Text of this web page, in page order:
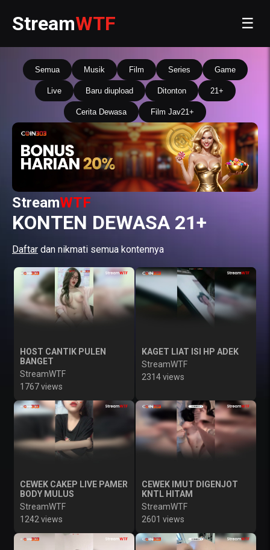
StreamWTF ☰
Semua Musik Film Series Game
Live Baru diupload Ditonton 21+
Cerita Dewasa Film Jav21+
StreamWTF
KONTEN DEWASA 21+
Daftar dan nikmati semua kontennya
HOST CANTIK PULEN
BANGET
StreamWTF
1767 views
KAGET LIAT ISI HP ADEK
StreamWTF
2314 views
CEWEK CAKEP LIVE PAMER
BODY MULUS
StreamWTF
1242 views
CEWEK IMUT DIGENJOT
KNTL HITAM
StreamWTF
2601 views